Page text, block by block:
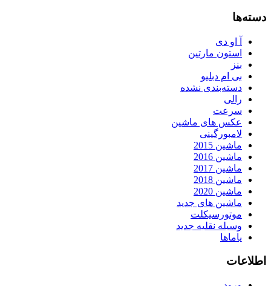
دسته‌ها
آ او دی
استون مارتین
بنز
بی ام دبلیو
دسته‌بندی نشده
رالی
سرعت
عکس های ماشین
لامبورگینی
ماشین 2015
ماشین 2016
ماشین 2017
ماشین 2018
ماشین 2020
ماشین های جدید
موتورسیکلت
وسیله نقلیه جدید
یاماها
اطلاعات